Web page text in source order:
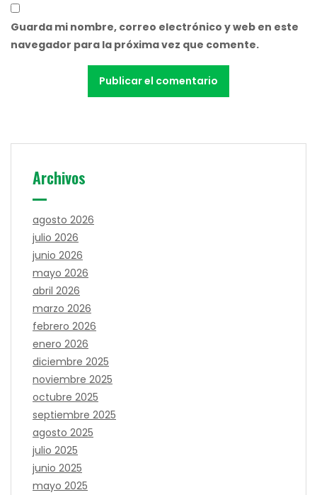
Guarda mi nombre, correo electrónico y web en este
navegador para la próxima vez que comente.
Archivos
agosto 2026
julio 2026
junio 2026
mayo 2026
abril 2026
marzo 2026
febrero 2026
enero 2026
diciembre 2025
noviembre 2025
octubre 2025
septiembre 2025
agosto 2025
julio 2025
junio 2025
mayo 2025